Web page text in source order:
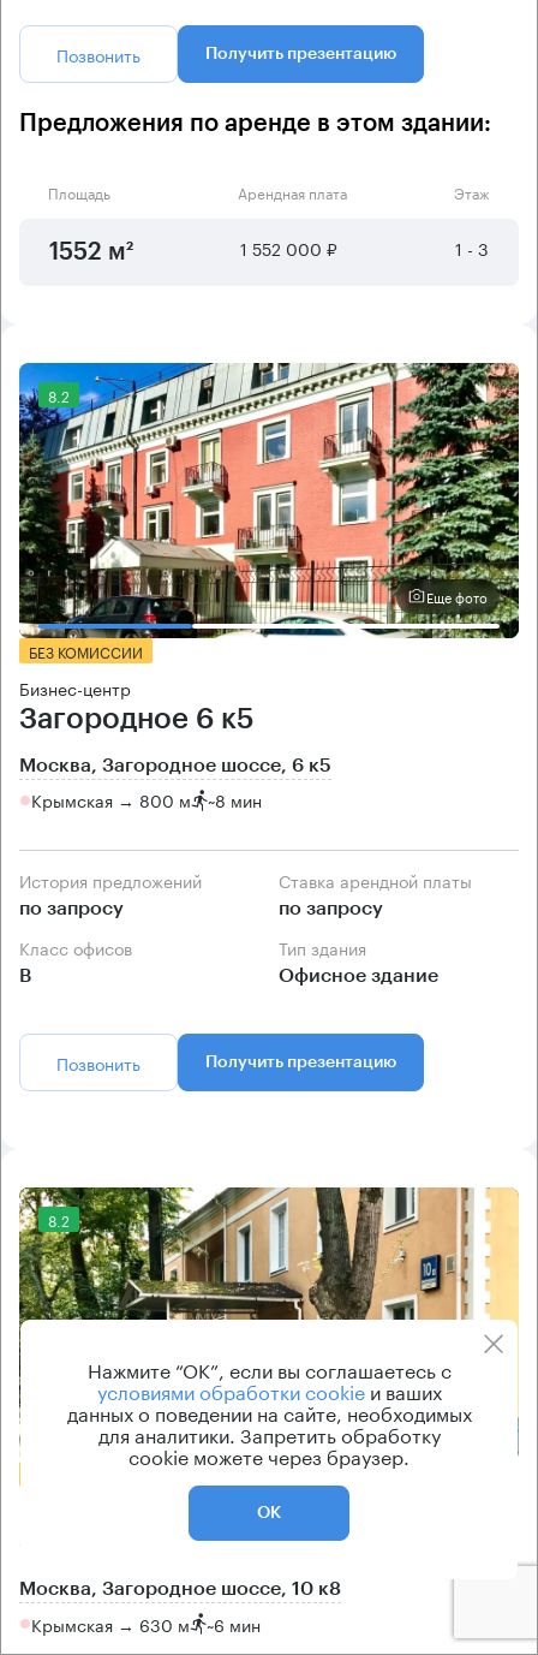
Позвонить Получить презентацию
Предложения по аренде в этом здании:
Площадь Арендная плата Этаж
1552 м² 1 552 000 ₽ 1 - 3
8.2
Еще фото
БЕЗ КОМИССИИ
Бизнес-центр
Загородное 6 к5
Москва, Загородное шоссе, 6 к5
Крымская → 800 м ~8 мин
История предложений
по запросу
Ставка арендной платы
по запросу
Класс офисов
B
Тип здания
Офисное здание
Позвонить Получить презентацию
8.2
Еще фото
Загородное 10 к8
Москва, Загородное шоссе, 10 к8
Крымская → 630 м ~6 мин
Нажмите “ОК”, если вы соглашаетесь с
условиями обработки cookieи ваших
данных о поведении на сайте, необходимых
для аналитики. Запретить обработку
cookie можете через браузер.
ОК